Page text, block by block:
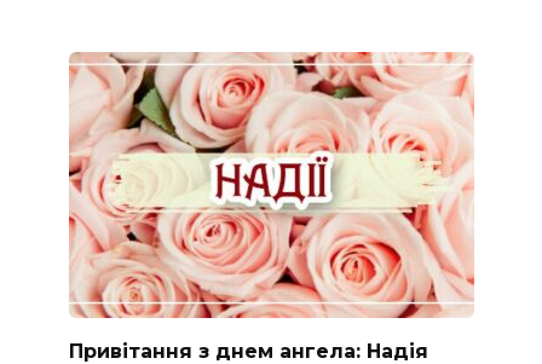
Привітання з днем ангела: Надія